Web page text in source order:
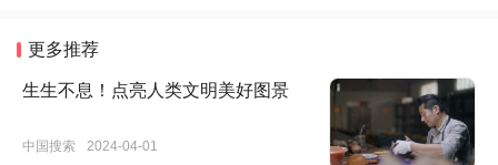
更多推荐
生生不息！点亮人类文明美好图景
中国搜索 2024-04-01